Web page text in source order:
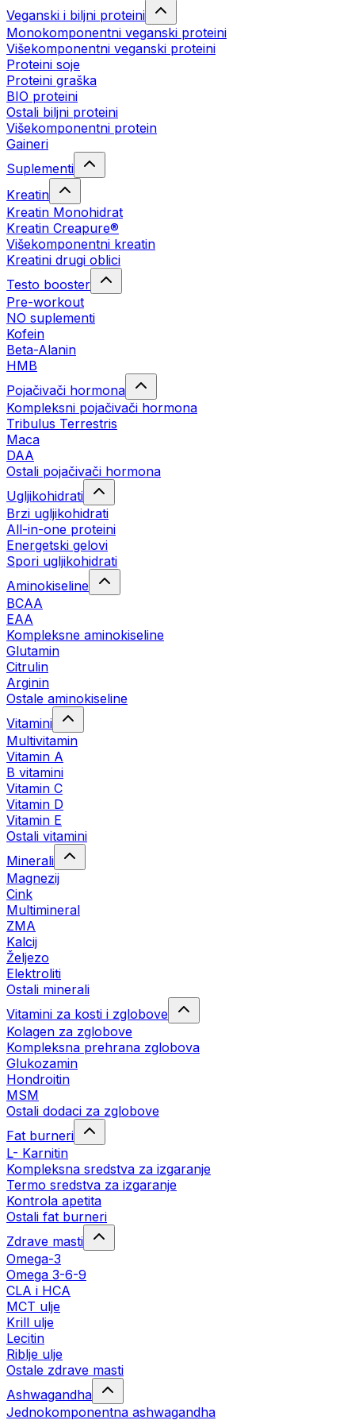
Veganski i biljni proteini
Monokomponentni veganski proteini
Višekomponentni veganski proteini
Proteini soje
Proteini graška
BIO proteini
Ostali biljni proteini
Višekomponentni protein
Gaineri
Suplementi
Kreatin
Kreatin Monohidrat
Kreatin Creapure®
Višekomponentni kreatin
Kreatini drugi oblici
Testo booster
Pre-workout
NO suplementi
Kofein
Beta-Alanin
HMB
Pojačivači hormona
Kompleksni pojačivači hormona
Tribulus Terrestris
Maca
DAA
Ostali pojačivači hormona
Ugljikohidrati
Brzi ugljikohidrati
All-in-one proteini
Energetski gelovi
Spori ugljikohidrati
Aminokiseline
BCAA
EAA
Kompleksne aminokiseline
Glutamin
Citrulin
Arginin
Ostale aminokiseline
Vitamini
Multivitamin
Vitamin A
B vitamini
Vitamin C
Vitamin D
Vitamin E
Ostali vitamini
Minerali
Magnezij
Cink
Multimineral
ZMA
Kalcij
Željezo
Elektroliti
Ostali minerali
Vitamini za kosti i zglobove
Kolagen za zglobove
Kompleksna prehrana zglobova
Glukozamin
Hondroitin
MSM
Ostali dodaci za zglobove
Fat burneri
L- Karnitin
Kompleksna sredstva za izgaranje
Termo sredstva za izgaranje
Kontrola apetita
Ostali fat burneri
Zdrave masti
Omega-3
Omega 3-6-9
CLA i HCA
MCT ulje
Krill ulje
Lecitin
Riblje ulje
Ostale zdrave masti
Ashwagandha
Jednokomponentna ashwagandha